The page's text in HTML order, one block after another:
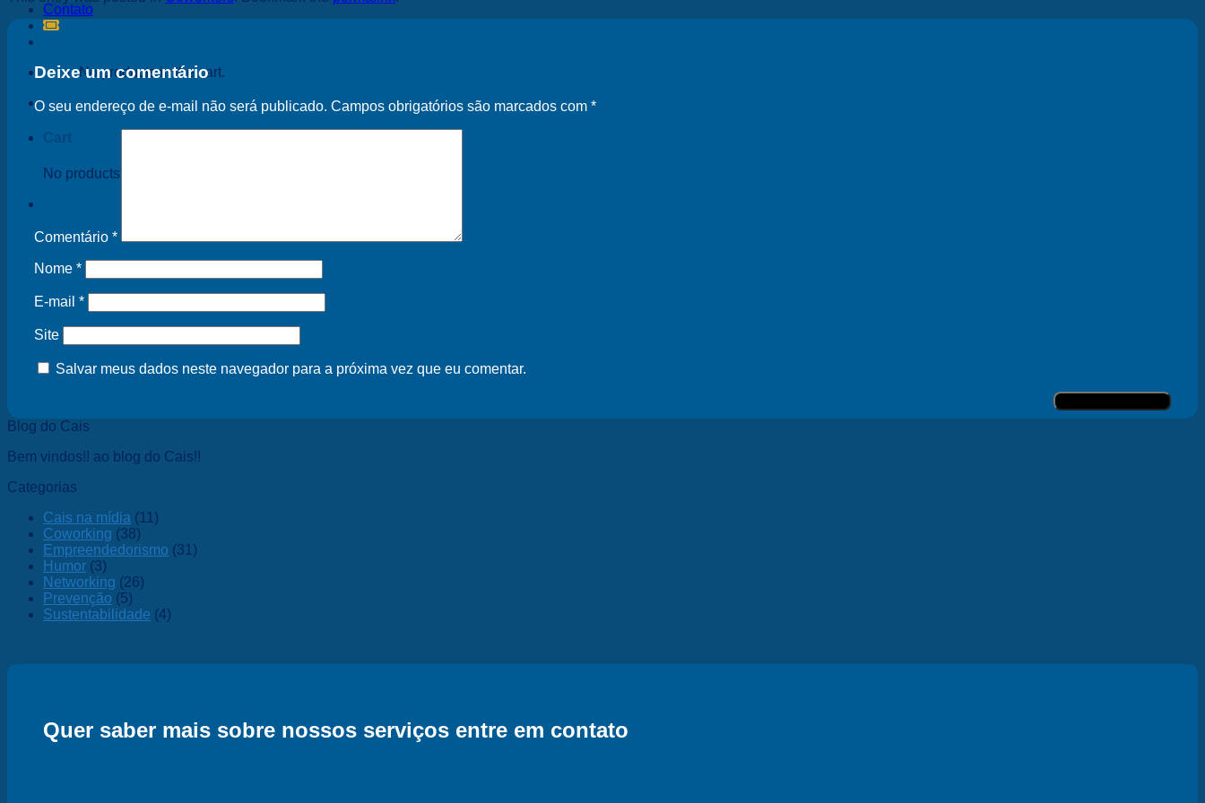
Contato
No products in the cart.
No products in the cart.
Deixe um comentário
O seu endereço de e-mail não será publicado. Campos obrigatórios são marcados com *
Comentário *
Nome *
E-mail *
Site
Salvar meus dados neste navegador para a próxima vez que eu comentar.
Blog do Cais
Bem vindos!! ao blog do Cais!!
Categorias
Cais na mídia (11)
Coworking (38)
Empreendedorismo (31)
Humor (3)
Networking (26)
Prevenção (5)
Sustentabilidade (4)
Quer saber mais sobre nossos serviços entre em contato